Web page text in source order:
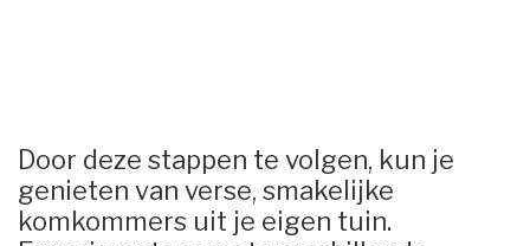
Door deze stappen te volgen, kun je
genieten van verse, smakelijke
komkommers uit je eigen tuin.